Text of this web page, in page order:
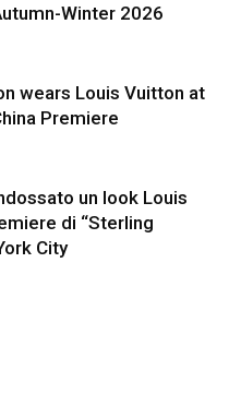
Winter 2026
wears Louis Vuitton at
Premiere
un look Louis
di “Sterling
City